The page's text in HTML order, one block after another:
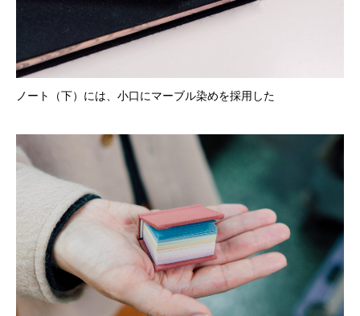
ノート（下）には、小口にマーブル染めを採用した